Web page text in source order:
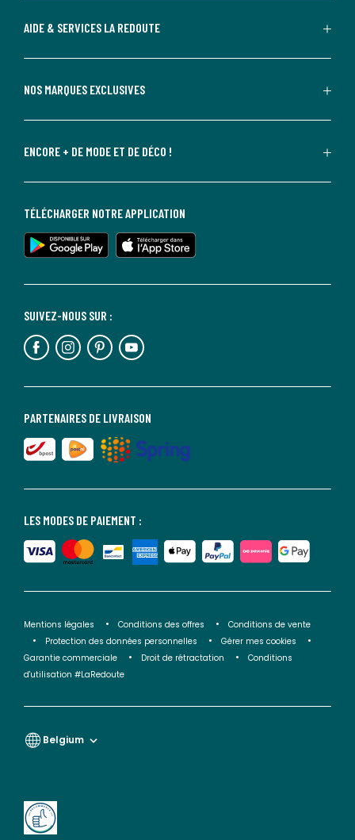
AIDE & SERVICES LA REDOUTE
NOS MARQUES EXCLUSIVES
ENCORE + DE MODE ET DE DÉCO !
LES MODES DE PAIEMENT :
PARTENAIRES DE LIVRAISON
SUIVEZ-NOUS SUR :
TÉLÉCHARGER NOTRE APPLICATION
Mentions légales Conditions des offres
Conditions de vente
Protection des données personnelles
Gérer mes cookies
Garantie commerciale
Droit de rétractation
Conditions
d'utilisation #LaRedoute
Belgium